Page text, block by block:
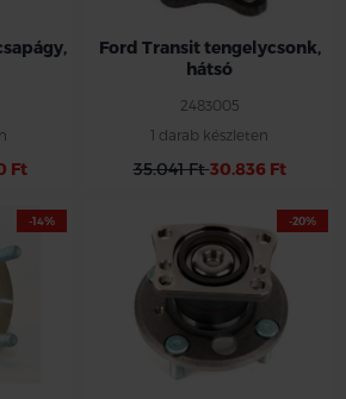
Ft
Ford Transit tengelycsonk,
hátsó
2483005
1 darab készleten
35.041 Ft30.836 Ft
-14% -20%